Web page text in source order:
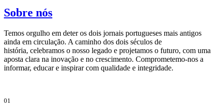
Sobre nós
Temos orgulho em deter os dois jornais portugueses mais antigos
ainda em circulação. A caminho dos dois séculos de
história, celebramos o nosso legado e projetamos o futuro, com uma
aposta clara na inovação e no crescimento. Comprometemo-nos a
informar, educar e inspirar com qualidade e integridade.
01